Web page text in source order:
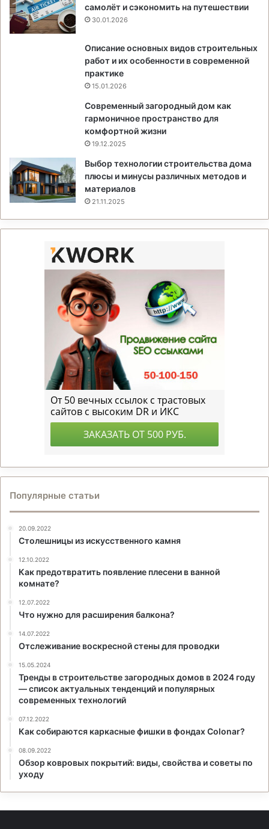
самолёт и сэкономить на путешествии
30.01.2026
Описание основных видов строительных
работ и их особенности в современной
практике
15.01.2026
Современный загородный дом как
гармоничное пространство для
комфортной жизни
19.12.2025
Выбор технологии строительства дома
плюсы и минусы различных методов и
материалов
21.11.2025
Популярные статьи
20.09.2022
Столешницы из искусственного камня
12.10.2022
Как предотвратить появление плесени в ванной
комнате?
12.07.2022
Что нужно для расширения балкона?
14.07.2022
Отслеживание воскресной стены для проводки
15.05.2024
Тренды в строительстве загородных домов в 2024 году
— список актуальных тенденций и популярных
современных технологий
07.12.2022
Как собираются каркасные фишки в фондах Colonar?
08.09.2022
Обзор ковровых покрытий: виды, свойства и советы по
уходу